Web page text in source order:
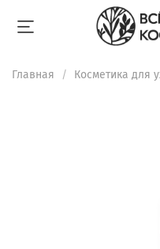
Главная Косметика для